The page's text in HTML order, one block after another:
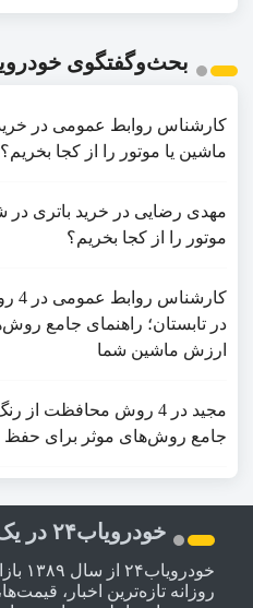
بحث‌وگفتگوی
کارشناس روابط عمومی در
ماشین یا موتور را از کجا بخریم؟
مهدی رضایی در خرید باتری در
موتور را از کجا بخریم؟
کارشناس روابط عمومی در
4
در تابستان؛ راهنمای جامع
ارزش ماشین شما
مجید در
4 روش محافظت از رنگ
جامع روش‌های موثر برای حفظ
خودرویاب۲۴ در یک نگاه
روزانه تازه‌ترین اخبار،